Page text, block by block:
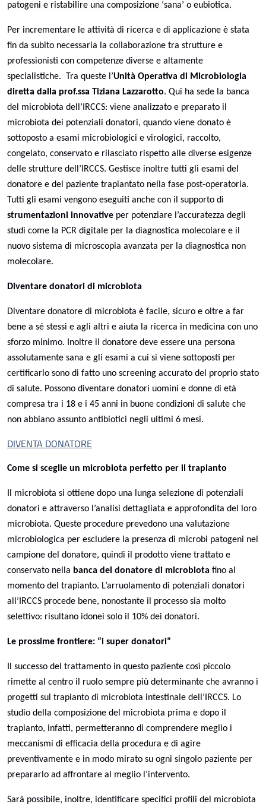
patogeni e ristabilire una composizione ‘sana’ o eubiotica.
Per incrementare le attività di ricerca e di applicazione è stata
fin da subito necessaria la collaborazione tra strutture e
professionisti con competenze diverse e altamente
specialistiche. Tra queste l’Unità Operativa di Microbiologia
diretta dalla prof.ssa Tiziana Lazzarotto. Qui ha sede la banca
del microbiota dell’IRCCS: viene analizzato e preparato il
microbiota dei potenziali donatori, quando viene donato è
sottoposto a esami microbiologici e virologici, raccolto,
congelato, conservato e rilasciato rispetto alle diverse esigenze
delle strutture dell’IRCCS. Gestisce inoltre tutti gli esami del
donatore e del paziente trapiantato nella fase post-operatoria.
Tutti gli esami vengono eseguiti anche con il supporto di
strumentazioni innovative per potenziare l’accuratezza degli
studi come la PCR digitale per la diagnostica molecolare e il
nuovo sistema di microscopia avanzata per la diagnostica non
molecolare.
Diventare donatori di microbiota
Diventare donatore di microbiota è facile, sicuro e oltre a far
bene a sé stessi e agli altri e aiuta la ricerca in medicina con uno
sforzo minimo. Inoltre il donatore deve essere una persona
assolutamente sana e gli esami a cui si viene sottoposti per
certificarlo sono di fatto uno screening accurato del proprio stato
di salute. Possono diventare donatori uomini e donne di età
compresa tra i 18 e i 45 anni in buone condizioni di salute che
non abbiano assunto antibiotici negli ultimi 6 mesi.
DIVENTA DONATORE
Come si sceglie un microbiota perfetto per il trapianto
Il microbiota si ottiene dopo una lunga selezione di potenziali
donatori e attraverso l’analisi dettagliata e approfondita del loro
microbiota. Queste procedure prevedono una valutazione
microbiologica per escludere la presenza di microbi patogeni nel
campione del donatore, quindi il prodotto viene trattato e
conservato nella banca del donatore di microbiota fino al
momento del trapianto. L’arruolamento di potenziali donatori
all’IRCCS procede bene, nonostante il processo sia molto
selettivo: risultano idonei solo il 10% dei donatori.
Le prossime frontiere: “i super donatori”
Il successo del trattamento in questo paziente così piccolo
rimette al centro il ruolo sempre più determinante che avranno i
progetti sul trapianto di microbiota intestinale dell’IRCCS. Lo
studio della composizione del microbiota prima e dopo il
trapianto, infatti, permetteranno di comprendere meglio i
meccanismi di efficacia della procedura e di agire
preventivamente e in modo mirato su ogni singolo paziente per
prepararlo ad affrontare al meglio l’intervento.
Sarà possibile, inoltre, identificare specifici profili del microbiota